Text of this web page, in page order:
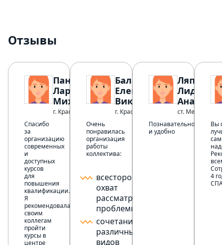
Отзывы
Панина
Лариса
Михайловна
г. Красный Сулин
Спасибо
за
организацию
современных
и
доступных
курсов
для
повышения
квалификации.
Я
рекомендовала
своим
коллегам
пройти
курсы в
центре
Баландина
Елена
Викторовна
г. Краснодар
Очень
понравилась
организация
работы
коллектива:
всесторонний
охват
рассматриваемой
проблемы;
сочетание
различных
видов
Ляпкало
Лидия
ст.
Познавательно
и удобно
Вы
4